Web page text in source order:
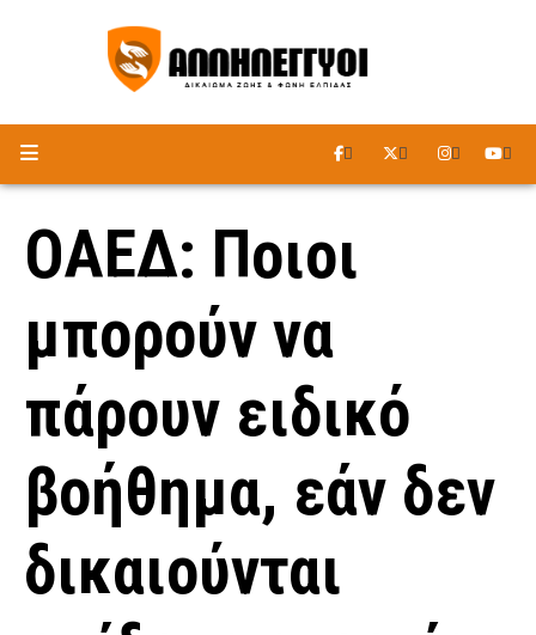
ΑΚΟΥΣΤΕ ΤΟ ΡΑΔΙΟΦΩΝΟ
ΟΑΕΔ: Ποιοι
μπορούν να
πάρουν ειδικό
βοήθημα, εάν δεν
δικαιούνται